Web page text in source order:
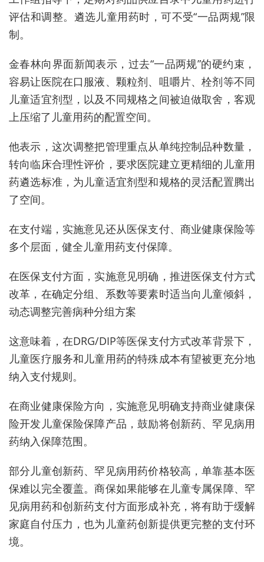
评估和调整。遴选儿童用药时，可不受“一品两规”限
制。
金春林向界面新闻表示，过去“一品两规”的硬约束，
容易让医院在口服液、颗粒剂、咀嚼片、栓剂等不同
儿童适宜剂型，以及不同规格之间被迫做取舍，客观
上压缩了儿童用药的配置空间。
他表示，这次调整把管理重点从单纯控制品种数量，
转向临床合理性评价，要求医院建立更精细的儿童用
药遴选标准，为儿童适宜剂型和规格的灵活配置腾出
了空间。
在支付端，实施意见还从医保支付、商业健康保险等
多个层面，健全儿童用药支付保障。
在医保支付方面，实施意见明确，推进医保支付方式
改革，在确定分组、系数等要素时适当向儿童倾斜，
动态调整完善病种分组方案
这意味着，在DRG/DIP等医保支付方式改革背景下，
儿童医疗服务和儿童用药的特殊成本有望被更充分地
纳入支付规则。
在商业健康保险方向，实施意见明确支持商业健康保
险开发儿童保险保障产品，鼓励将创新药、罕见病用
药纳入保障范围。
部分儿童创新药、罕见病用药价格较高，单靠基本医
保难以完全覆盖。商保如果能够在儿童专属保障、罕
见病用药和创新药支付方面形成补充，将有助于缓解
家庭自付压力，也为儿童药创新提供更完整的支付环
境。